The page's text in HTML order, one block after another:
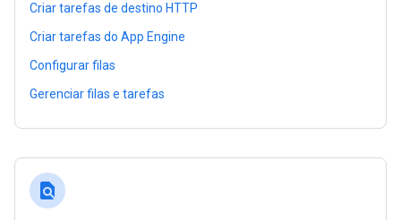
Criar tarefas de destino HTTP
Criar tarefas do App Engine
Configurar filas
Gerenciar filas e tarefas
find_in_page